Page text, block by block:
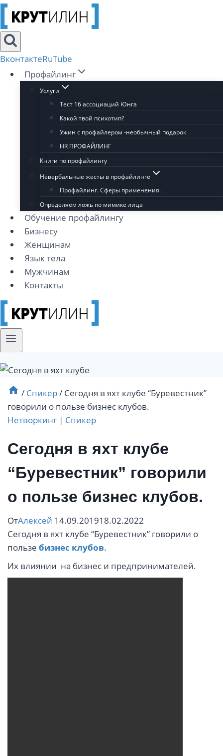
Перейти
содержимому
ВконтактеRuTube
Профайлинг
Услуги
Тест 16 ассоциаций Юнга
Какой твой психотип?
Ужин с профайлером -необычный подарок
HR ПРОФАЙЛИНГ
Книги по профайлингу
Невербальные жесты в профайлинге
Профайлинг. Сферы применения.
Определяем ложь по мимике лица
Обучение профайлингу
Бизнесу
Женщинам
Язык тела
Мужчинам
Контакты
/ Спикер/ Сегодня в яхт клубе “Буревестник”
говорили о пользе бизнес клубов.
Нетворкинг | Спикер
Сегодня в яхт клубе
“Буревестник” говорили
о пользе бизнес клубов.
ОтАлексей 14.09.201918.02.2022
Сегодня в яхт клубе “Буревестник” говорили о
пользе бизнес клубов.
Их влиянии на бизнес и предпринимателей.